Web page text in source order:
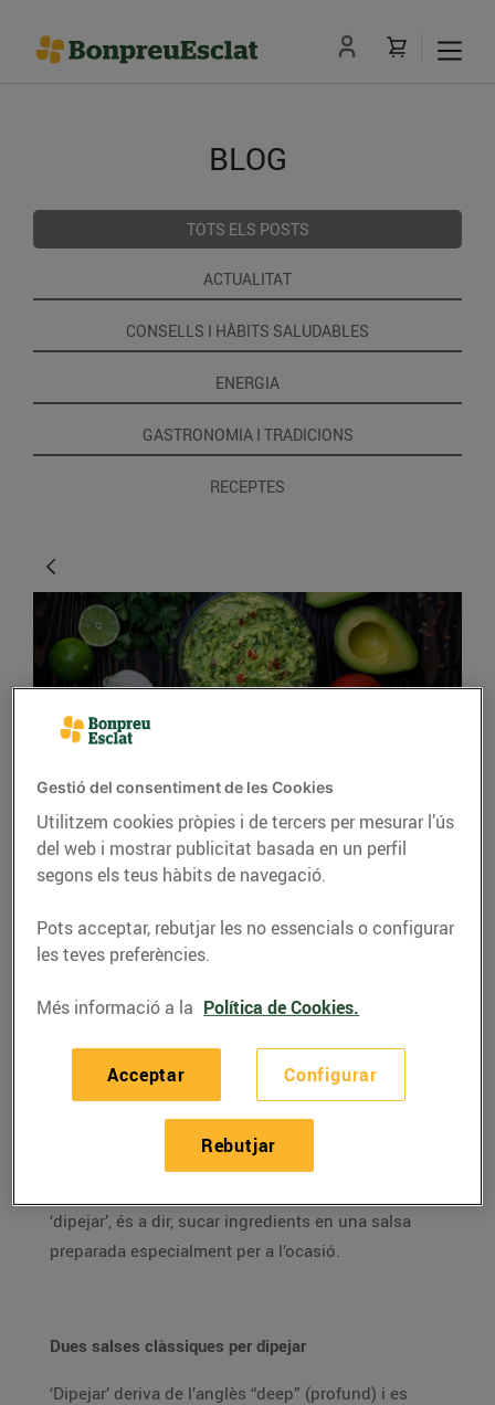
BLOG
TOTS ELS POSTS
ACTUALITAT
CONSELLS I HÀBITS SALUDABLES
ENERGIA
GASTRONOMIA I TRADICIONS
RECEPTES
CONSELLS I HÀBITS SALUDABLES
Quatre maneres de
bon aperitiu
l’aperitiu del diumenge al bar de sota casa,
que aquest es setmanes has preparat algun aperitiu
Però, si ja t’has cansat de les patates fregides,
‘dipejar’, és a dir, sucar ingredients en una salsa
preparada especialment per a l’ocasió.
Dues salses clàssiques per dipejar
‘Dipejar’ deriva de l’anglès “deep” (profund) i es
Gestió del consentiment de les Cookies
Utilitzem cookies pròpies i de tercers per mesurar l’ús
del web i mostrar publicitat basada en un perfil
segons els teus hàbits de navegació.
Pots acceptar, rebutjar les no essencials o configurar
les teves preferències.
Més informació a la Política de Cookies.
Configurar
Rebutjar
Acceptar